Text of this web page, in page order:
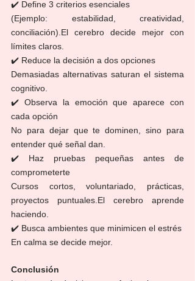
✔️ Define 3 criterios esenciales
(Ejemplo: estabilidad, creatividad,
conciliación).El cerebro decide mejor con
límites claros.
✔️ Reduce la decisión a dos opciones
Demasiadas alternativas saturan el sistema
cognitivo.
✔️ Observa la emoción que aparece con
cada opción
No para dejar que te dominen, sino para
entender qué señal dan.
✔️ Haz pruebas pequeñas antes de
comprometerte
Cursos cortos, voluntariado, prácticas,
proyectos puntuales.El cerebro aprende
haciendo.
✔️ Busca ambientes que minimicen el estrés
En calma se decide mejor.
Conclusión